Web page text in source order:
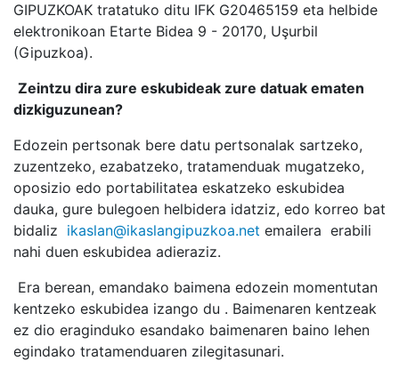
GIPUZKOAK tratatuko ditu IFK G20465159 eta helbide
elektronikoan Etarte Bidea 9 - 20170, Uşurbil
(Gipuzkoa).
Zeintzu dira zure eskubideak zure datuak ematen
dizkiguzunean?
Edozein pertsonak bere datu pertsonalak sartzeko,
zuzentzeko, ezabatzeko, tratamenduak mugatzeko,
oposizio edo portabilitatea eskatzeko eskubidea
dauka, gure bulegoen helbidera idatziz, edo korreo bat
bidaliz ikaslan@ikaslangipuzkoa.net emailera erabili
nahi duen eskubidea adieraziz.
Era berean, emandako baimena edozein momentutan
kentzeko eskubidea izango du . Baimenaren kentzeak
ez dio eraginduko esandako baimenaren baino lehen
egindako tratamenduaren zilegitasunari.